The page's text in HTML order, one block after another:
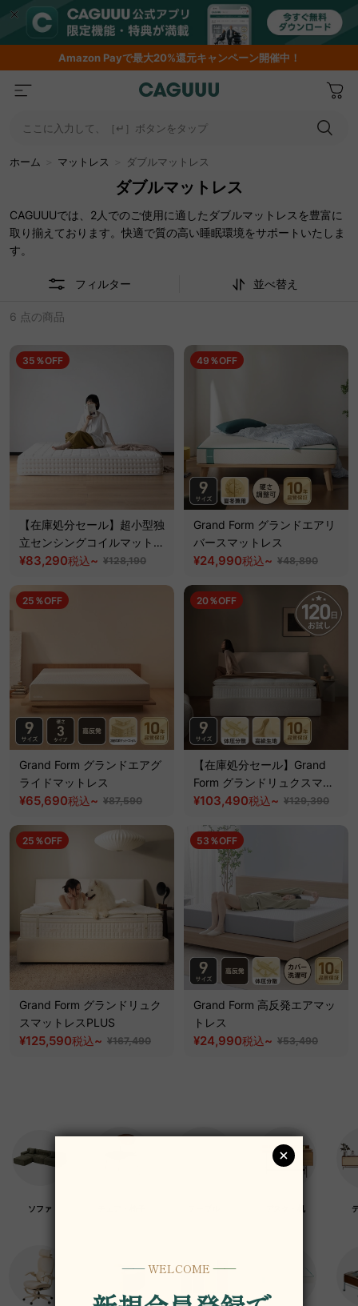
AmazonPayで最大20%還元キャンペーン開催中！
ここに入力して、［↵］ボタンをタップ
ホーム マットレス ダブルマットレス
ダブルマットレス
CAGUUUでは、2人でのご使用に適したダブルマットレスを豊富に
取り揃えております。快適で質の高い睡眠環境をサポートいたしま
す。
フィルター 並べ替え
6 点の商品
35％OFF
【在庫処分セール】超小型独
立センシングコイルマットレ
ス
¥83,290税込~ ¥128,190
49％OFF
Grand Form グランドエアリ
バースマットレス
¥24,990税込~ ¥48,890
25％OFF
Grand Form グランドエアグ
ライドマットレス
¥65,690税込~ ¥87,590
20％OFF
【在庫処分セール】Grand
Form グランドリュクスマッ
トレス
¥103,490税込~ ¥129,390
25％OFF
Grand Form グランドリュク
スマットレスPLUS
¥125,590税込~ ¥167,490
53％OFF
Grand Form 高反発エアマッ
トレス
¥24,990税込~ ¥53,490
ソファ デスク・机